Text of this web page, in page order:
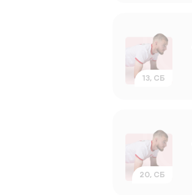
13, СБ
20, СБ